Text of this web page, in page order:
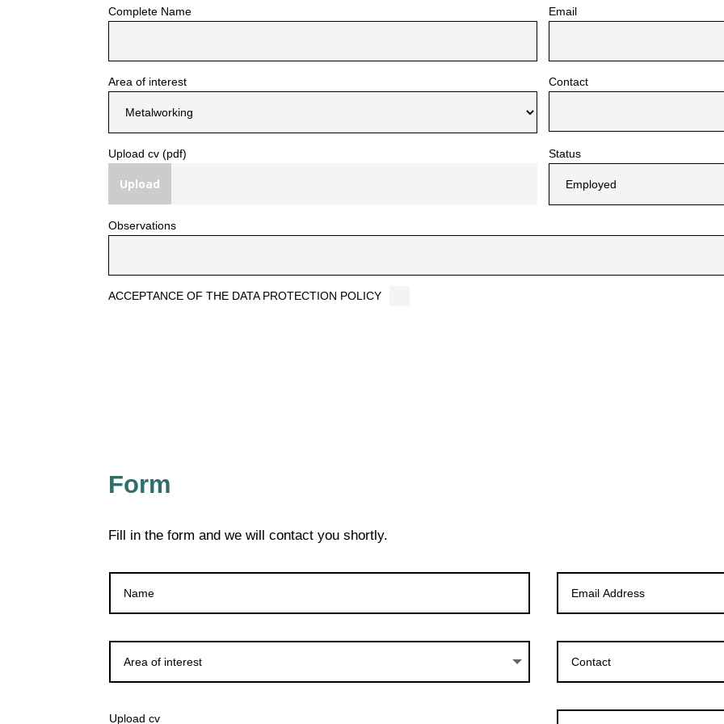
Complete Name Email
Area of interest Contact
Upload cv (pdf)
Upload
Status
Observations
ACCEPTANCE OF THE DATA PROTECTION POLICY
Form
Fill in the form and we will contact you shortly.
Upload cv